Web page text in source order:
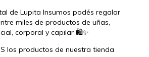
de Lupita Insumos podés regalar
miles de productos de uñas,
corporal y capilar 🛍️✨
los productos de nuestra tienda